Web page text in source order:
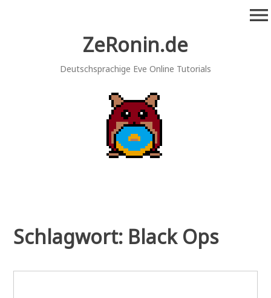
ZeRonin.de
Deutschsprachige Eve Online Tutorials
menu
Schlagwort: Black Ops